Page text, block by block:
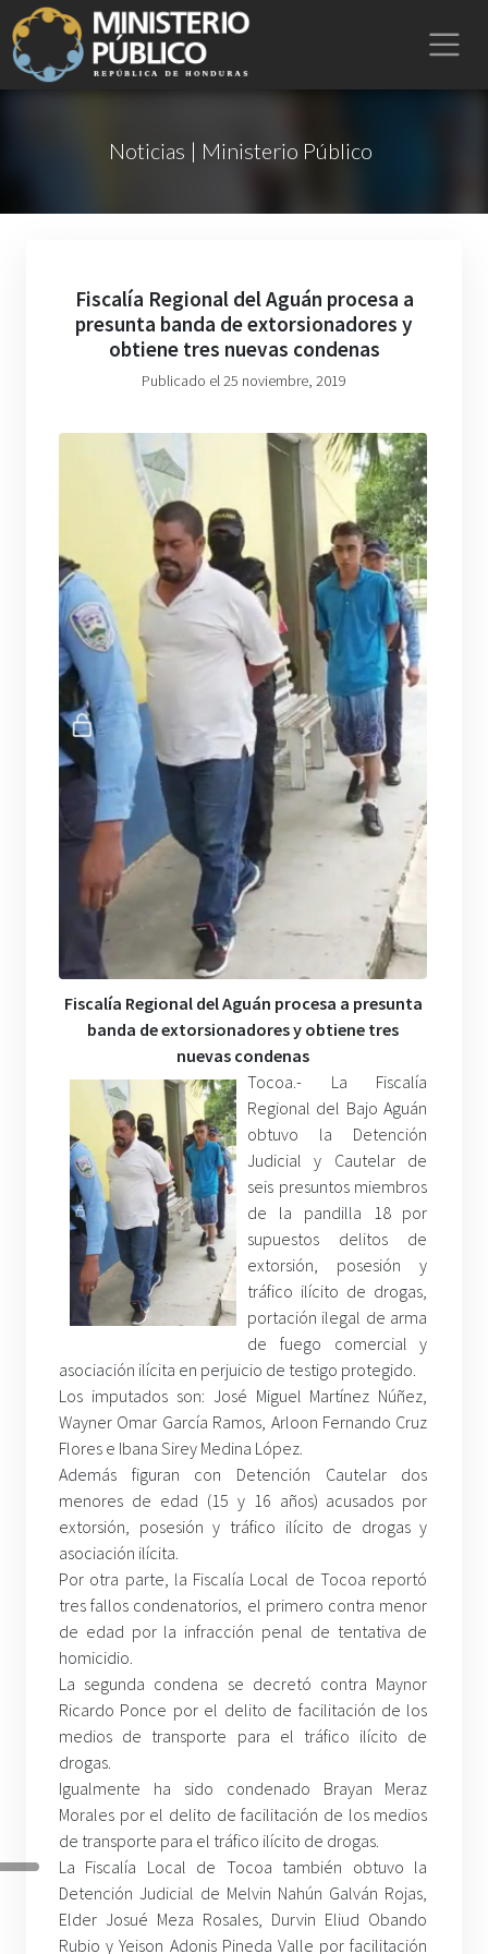
Noticias | Ministerio Público
Fiscalía Regional del Aguán procesa a
presunta banda de extorsionadores y
obtiene tres nuevas condenas
Publicado el 25 noviembre, 2019
Fiscalía Regional del Aguán procesa a presunta
banda de extorsionadores y obtiene tres
nuevas condenas
Tocoa.- La Fiscalía
Regional del Bajo Aguán
obtuvo la Detención
Judicial y Cautelar de
seis presuntos miembros
de la pandilla 18 por
supuestos delitos de
extorsión, posesión y
tráfico ilícito de drogas,
portación ilegal de arma
de fuego comercial y
asociación ilícita en perjuicio de testigo protegido.
Los imputados son: José Miguel Martínez Núñez,
Wayner Omar García Ramos, Arloon Fernando Cruz
Flores e Ibana Sirey Medina López.
Además figuran con Detención Cautelar dos
menores de edad (15 y 16 años) acusados por
extorsión, posesión y tráfico ilícito de drogas y
asociación ilícita.
Por otra parte, la Fiscalía Local de Tocoa reportó
tres fallos condenatorios, el primero contra menor
de edad por la infracción penal de tentativa de
homicidio.
La segunda condena se decretó contra Maynor
Ricardo Ponce por el delito de facilitación de los
medios de transporte para el tráfico ilícito de
drogas.
Igualmente ha sido condenado Brayan Meraz
Morales por el delito de facilitación de los medios
de transporte para el tráfico ilícito de drogas.
La Fiscalía Local de Tocoa también obtuvo la
Detención Judicial de Melvin Nahún Galván Rojas,
Elder Josué Meza Rosales, Durvin Eliud Obando
Rubio y Yeison Adonis Pineda Valle por facilitación